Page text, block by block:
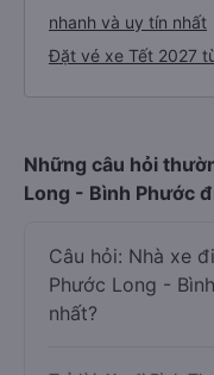
nhanh và uy tín nhất
Đặt vé xe Tết 2027
Những câu hỏi
Long - Bình Phước
Câu hỏi: Nhà xe
Phước Long -
nhất?